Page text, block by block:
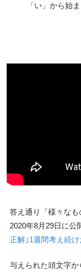
「い」から始
答え通り「様々なも
2020年8月29日に公
正解｣1週間考え続
与えられた頭文字か